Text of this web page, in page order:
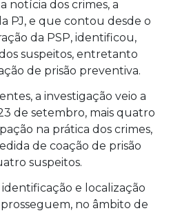
notícia dos crimes, a
PJ, e que contou desde o
da PSP, identificou,
suspeitos, entretanto
de prisão preventiva.
a investigação veio a
de setembro, mais quatro
na prática dos crimes,
de coação de prisão
suspeitos.
e localização
no âmbito de